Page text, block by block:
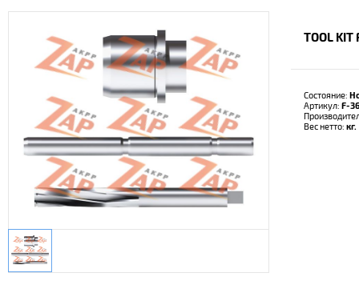
TOOL
Состояние:
Артикул: F-
Вес нетто: кг.